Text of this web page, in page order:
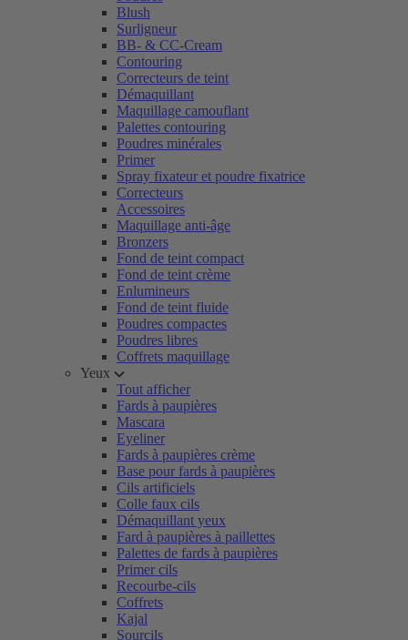
Blush
Surligneur
BB- & CC-Cream
Contouring
Correcteurs de teint
Démaquillant
Maquillage camouflant
Palettes contouring
Poudres minérales
Primer
Spray fixateur et poudre fixatrice
Correcteurs
Accessoires
Maquillage anti-âge
Bronzers
Fond de teint compact
Fond de teint crème
Enlumineurs
Fond de teint fluide
Poudres compactes
Poudres libres
Coffrets maquillage
Yeux
Tout afficher
Fards à paupières
Mascara
Eyeliner
Fards à paupières crème
Base pour fards à paupières
Cils artificiels
Colle faux cils
Démaquillant yeux
Fard à paupières à paillettes
Palettes de fards à paupières
Primer cils
Recourbe-cils
Coffrets
Kajal
Sourcils